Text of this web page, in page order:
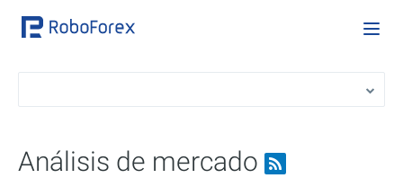
Análisis de mercado